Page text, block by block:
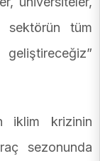
sektörün tüm
iklim krizinin
sezonunda